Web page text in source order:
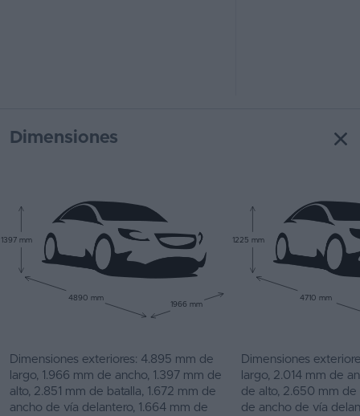
Dimensiones
1397 mm
4890 mm
1966 mm
1225 mm
4710 mm
Dimensiones exteriores: 4.895 mm de
largo, 1.966 mm de ancho, 1.397 mm de
alto, 2.851 mm de batalla, 1.672 mm de
ancho de vía delantero, 1.664 mm de
Dimensiones
largo, 2.014 mm de
de alto, 2.650 mm de
de ancho de vía